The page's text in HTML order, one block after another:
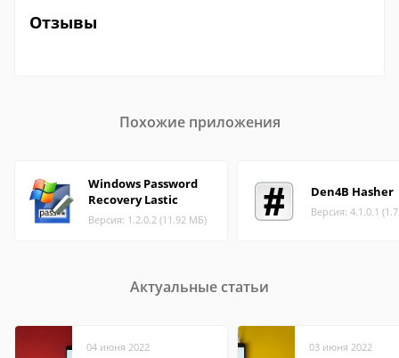
Отзывы
Похожие приложения
Windows Password
Recovery Lastic
Версия: 1.2.0.2 (11.92 МБ)
Den4B Hasher
Версия: 4.1.0.1
Актуальные статьи
04 июня 2022 03 июня 2022